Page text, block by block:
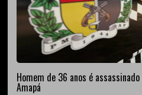
Homem de 36 anos é
Amapá